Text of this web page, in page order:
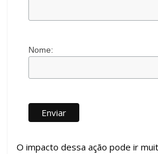
Nome:
O impacto dessa ação pode ir